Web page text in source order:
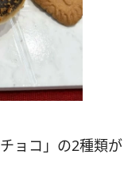
ョコ」の2種類が